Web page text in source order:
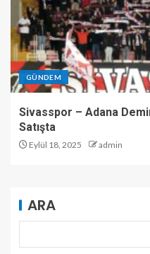
GÜNDEM
Sivasspor – Adana
Satışta
Eylül 18, 2025 admin
ARA